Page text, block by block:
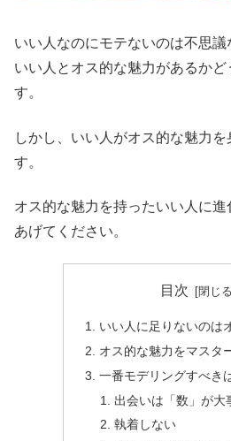
いい人なのにモテないのは不思議
いい人とオス的な魅力があるか
す。
しかし、いい人がオス的な魅力
す。
オス的な魅力を持ったいい人に
あげてください。
目次
いい人に足りないのは
オス的な魅力をマスタ
一番モデリングすべき
出会いは「数」が大
執着しない